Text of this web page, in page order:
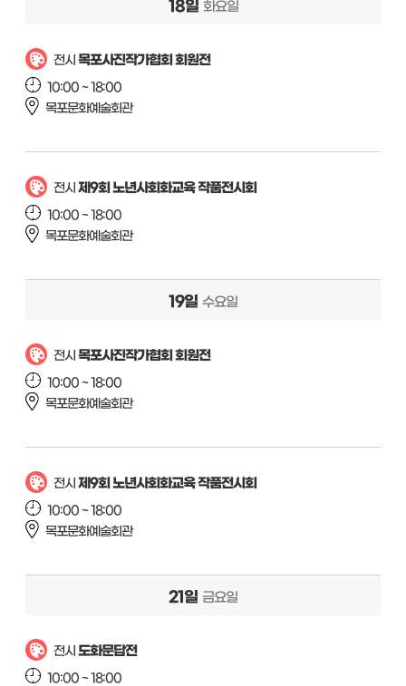
18일 화요일
전시 목포사진작가협회 회원전
10:00 ~ 18:00
목포문화예술회관
전시 제9회 노년사회화교육 작품전시회
10:00 ~ 18:00
목포문화예술회관
19일 수요일
전시 목포사진작가협회 회원전
10:00 ~ 18:00
목포문화예술회관
전시 제9회 노년사회화교육 작품전시회
10:00 ~ 18:00
목포문화예술회관
21일 금요일
전시 도화문답전
10:00 ~ 18:00